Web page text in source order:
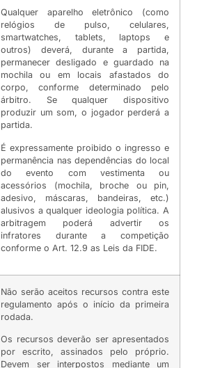
Qualquer aparelho eletrônico (como
relógios de pulso, celulares,
smartwatches, tablets, laptops e
outros) deverá, durante a partida,
permanecer desligado e guardado na
mochila ou em locais afastados do
corpo, conforme determinado pelo
árbitro. Se qualquer dispositivo
produzir um som, o jogador perderá a
partida.
É expressamente proibido o ingresso e
permanência nas dependências do local
do evento com vestimenta ou
acessórios (mochila, broche ou pin,
adesivo, máscaras, bandeiras, etc.)
alusivos a qualquer ideologia política. A
arbitragem poderá advertir os
infratores durante a competição
conforme o Art. 12.9 as Leis da FIDE.
Não serão aceitos recursos contra este
regulamento após o início da primeira
rodada.
Os recursos deverão ser apresentados
por escrito, assinados pelo próprio.
Devem ser interpostos mediante um